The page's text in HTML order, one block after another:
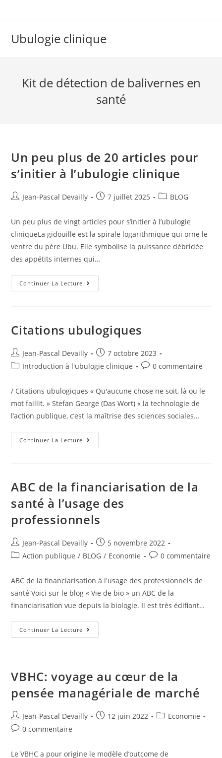
Ubulogie clinique
Kit de détection de balivernes en
santé
Un peu plus de 20 articles pour
s’initier à l’ubulogie clinique
Jean-Pascal Devailly 7 juillet 2025 BLOG
Un peu plus de vingt articles pour s’initier à l’ubulogie
cliniqueLa gidouille est la spirale logarithmique qui orne le
ventre du père Ubu. Elle symbolise la puissance débridée
des appétits internes qui…
Continuer La Lecture
Citations ubulogiques
Jean-Pascal Devailly
7 octobre 2023
Introduction à l'ubulogie clinique
0 commentaire
/ Citations ubulogiques « Qu'aucune chose ne soit, là ou le
mot faillit. » Stefan George (Das Wort) « la technologie de
l’action publique, c’est la maîtrise des sciences sociales…
Continuer La Lecture
ABC de la financiarisation de la
santé à l’usage des
professionnels
Jean-Pascal Devailly
5 novembre 2022
Action publique / BLOG / Economie 0 commentaire
ABC de la financiarisation à l'usage des professionnels de
santé Voici sur le blog « Vie de bio » un ABC de la
financiarisation vue depuis la biologie. Il est très édifiant…
Continuer La Lecture
VBHC: voyage au cœur de la
pensée managériale de marché
Jean-Pascal Devailly 12 juin 2022
Economie
0 commentaire
Le VBHC a pour origine le modèle d’outcome de